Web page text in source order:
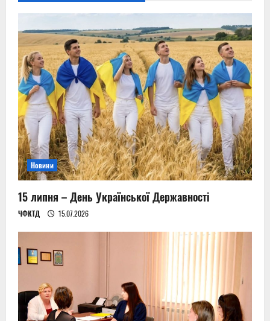
Новини
15 липня – День Української Державності
ЧФКТД 15.07.2026